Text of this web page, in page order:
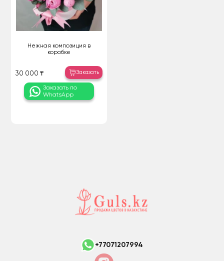
Нежная композиция в
коробке
30 000 ₸ Заказать
Заказать по
WhatsApp
+77071207994